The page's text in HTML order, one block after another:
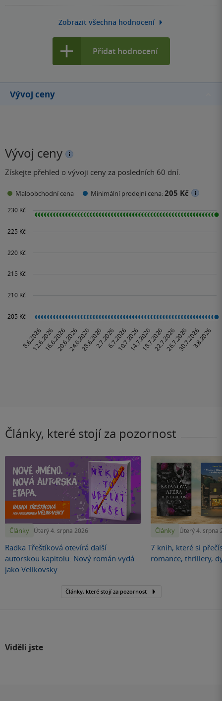
Zobrazit všechna hodnocení
Přidat hodnocení
Vývoj ceny
Vývoj ceny
Získejte přehled o vývoji ceny za posledních 60 dní.
Maloobchodní cena Minimální prodejní cena:205 Kč
Články, které stojí za pozornost
Články Úterý 4. srpna 2026
Radka Třeštíková otevírá další
autorskou kapitolu. Nový román vydá
jako Velikovsky
Články Úterý 4. srpna
7 knih, které si
romance, thrillery,
Články, které stojí za pozornost
Viděli jste